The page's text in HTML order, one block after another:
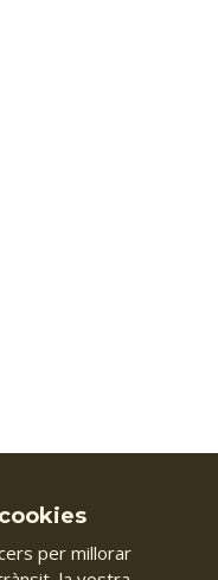
per millorar